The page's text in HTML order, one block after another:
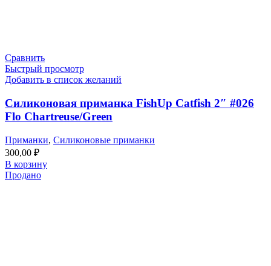
Сравнить
Быстрый просмотр
Добавить в список желаний
Силиконовая приманка FishUp Catfish 2″ #026
Flo Chartreuse/Green
Приманки, Силиконовые приманки
300,00 ₽
В корзину
Продано